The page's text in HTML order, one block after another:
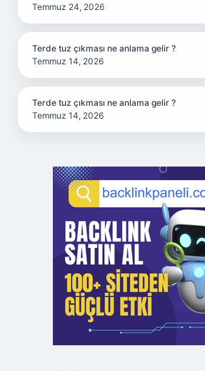
Temmuz 24, 2026
Terde tuz çıkması ne anlama gelir ?
Temmuz 14, 2026
Terde tuz çıkması ne anlama gelir ?
Temmuz 14, 2026